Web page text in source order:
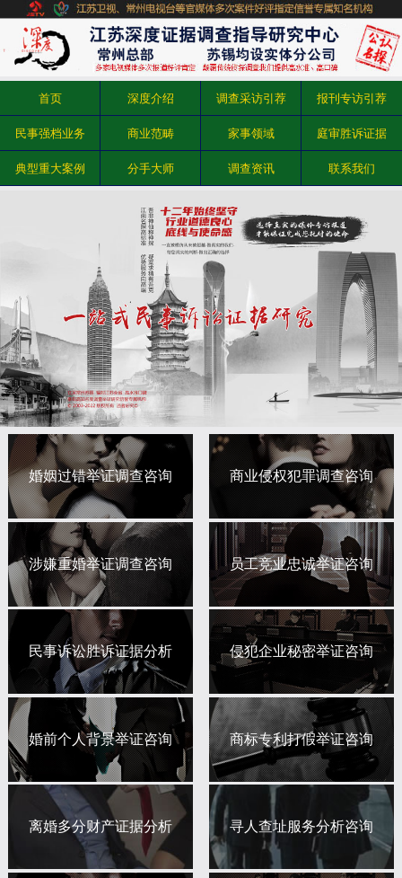
首页 深度介绍 调查采访引荐 报刊专访引荐
民事强档业务 商业范畴 家事领域 庭审胜诉证据
典型重大案例 分手大师 调查资讯 联系我们
婚姻过错举证调查咨询 商业侵权犯罪调查咨询
涉嫌重婚举证调查咨询 员工竞业忠诚举证咨询
民事诉讼胜诉证据分析 侵犯企业秘密举证咨询
婚前个人背景举证咨询 商标专利打假举证咨询
离婚多分财产证据分析 寻人查址服务分析咨询